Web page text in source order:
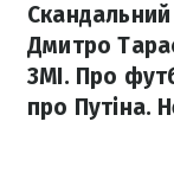
Скандальний
Дмитро
ЗМІ. Про
про Путіна.